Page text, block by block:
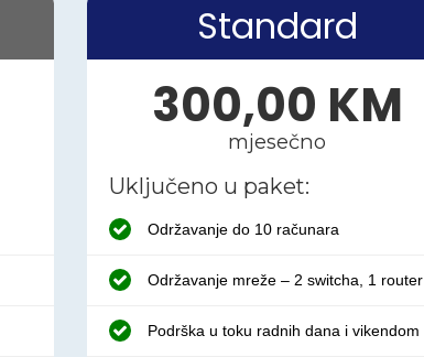
Standard
300,00 KM
mjesečno
Uključeno u paket:
Održavanje do 10 računara
Održavanje mreže – 2 switcha, 1 router
Podrška u toku radnih dana i vikendom